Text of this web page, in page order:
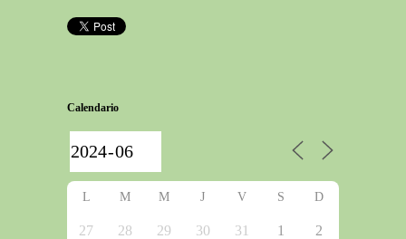
Calendario
L M M J V S D
27 28 29 30 31 1 2